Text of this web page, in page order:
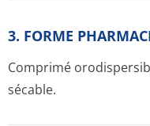
3. FORME
Comprimé
sécable.